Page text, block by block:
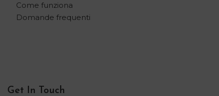
Come funziona
Domande frequenti
Get In Touch